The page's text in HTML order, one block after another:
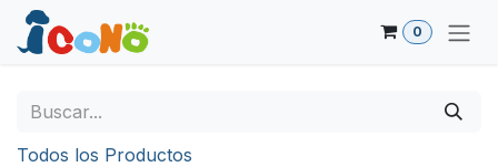
Ir al contenido
0
Todos los Productos